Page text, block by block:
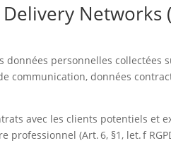
Networks
personnelles
communication, données
avec les clients potentiels et
(Art. 6, §1, let. f